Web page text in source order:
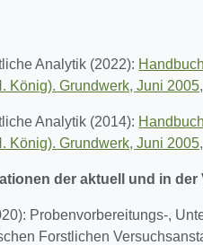
Analytik (2022):
König). Grundwerk, Juni
Analytik (2014):
König). Grundwerk, Juni
der aktuell und in
Probenvorbereitungs-,
Forstlichen